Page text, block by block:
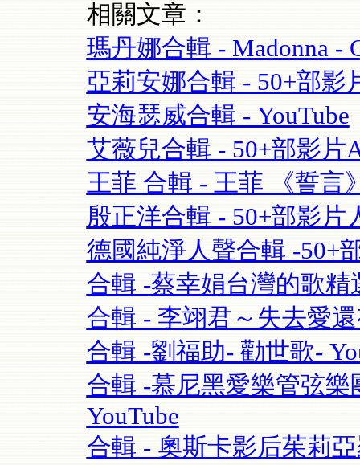
相關文章：
瑪丹娜合輯 - Madonna -
亞莉安娜合輯 - 50+部影
安海瑟威合輯 - YouTube
艾薇兒合輯 - 50+部影片
王菲 合輯 - 王菲 《誓言
殷正洋合輯 - 50+部影片
德國純淨人聲合輯 -50+
合輯 -蔡幸娟台灣的歌精
合輯 - 李翊君～失去愛
合輯 -劉福助- 勸世歌-
合輯 -慕尼黑愛樂管弦樂
YouTube
合輯 - 奧斯卡影后茱莉亞